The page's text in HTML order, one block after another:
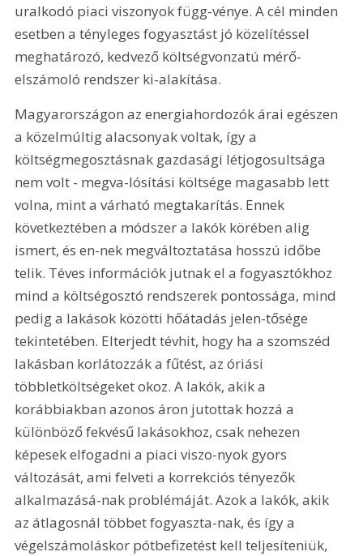
uralkodó piaci viszonyok függ-vénye. A cél minden
esetben a tényleges fogyasztást jó közelítéssel
meghatározó, kedvező költségvonzatú mérő-
elszámoló rendszer ki-alakítása.
Magyarországon az energiahordozók árai egészen
a közelmúltig alacsonyak voltak, így a
költségmegosztásnak gazdasági létjogosultsága
nem volt - megva-lósítási költsége magasabb lett
volna, mint a várható megtakarítás. Ennek
következtében a módszer a lakók körében alig
ismert, és en-nek megváltoztatása hosszú időbe
telik. Téves információk jutnak el a fogyasztókhoz
mind a költségosztó rendszerek pontossága, mind
pedig a lakások közötti hőátadás jelen-tősége
tekintetében. Elterjedt tévhit, hogy ha a szomszéd
lakásban korlátozzák a fűtést, az óriási
többletköltségeket okoz. A lakók, akik a
korábbiakban azonos áron jutottak hozzá a
különböző fekvésű lakásokhoz, csak nehezen
képesek elfogadni a piaci viszo-nyok gyors
változását, ami felveti a korrekciós tényezők
alkalmazásá-nak problémáját. Azok a lakók, akik
az átlagosnál többet fogyaszta-nak, és így a
végelszámoláskor pótbefizetést kell teljesíteniük,